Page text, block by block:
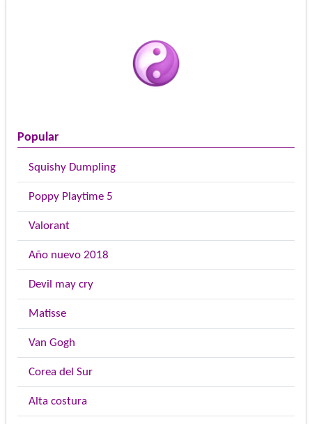
Popular
Squishy Dumpling
Poppy Playtime 5
Valorant
Año nuevo 2018
Devil may cry
Matisse
Van Gogh
Corea del Sur
Alta costura